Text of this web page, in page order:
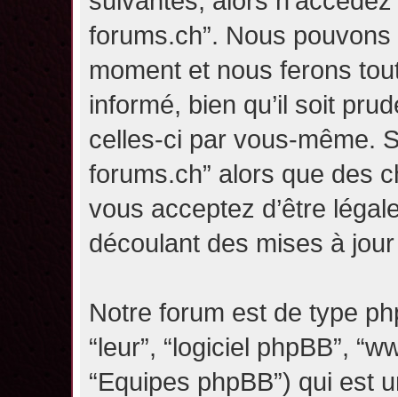
forums.ch”. Nous
moment et nous ferons
informé, bien qu’il soit
celles-ci par vous-même.
forums.ch” alors que des
vous acceptez d’être
découlant des mises à
Notre forum est de type
“leur”, “logiciel phpBB”,
“Equipes phpBB”) qui est